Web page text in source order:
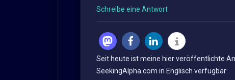
Schreibe eine Antwort
Seit heute ist meine hier veröffentlichte
SeekingAlpha.com in Englisch verfügbar: